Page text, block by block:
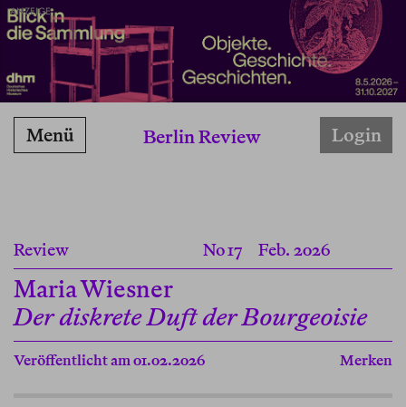
ANZEIGE
Berlin Review
Menü Login
Review No 17 Feb. 2026
Maria Wiesner
Der diskrete Duft der Bourgeoisie
Veröffentlicht am 01.02.2026 Merken